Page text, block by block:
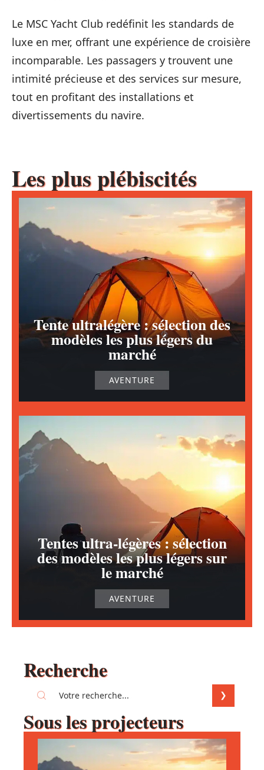
Le MSC Yacht Club redéfinit les standards de
luxe en mer, offrant une expérience de croisière
incomparable. Les passagers y trouvent une
intimité précieuse et des services sur mesure,
tout en profitant des installations et
divertissements du navire.
Les plus plébiscités
Tente ultralégère : sélection des
modèles les plus légers du
marché
AVENTURE
Tentes ultra-légères : sélection
des modèles les plus légers sur
le marché
AVENTURE
Recherche
Sous les projecteurs